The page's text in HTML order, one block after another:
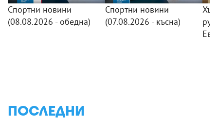
Спортни новини
(08.08.2026 - обедна)
Спортни новини
(07.08.2026 - късна)
ПОСЛЕДНИ